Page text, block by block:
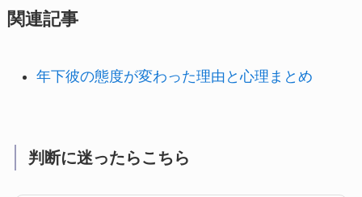
関連記事
年下彼の態度が変わった理由と心理まとめ
判断に迷ったらこちら